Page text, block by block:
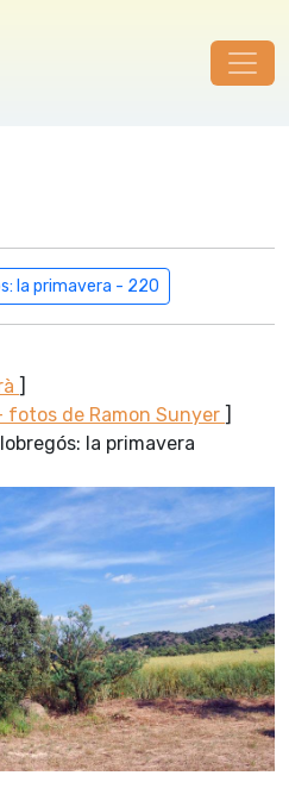
la primavera - 220
]
fotos de Ramon Sunyer ]
la primavera